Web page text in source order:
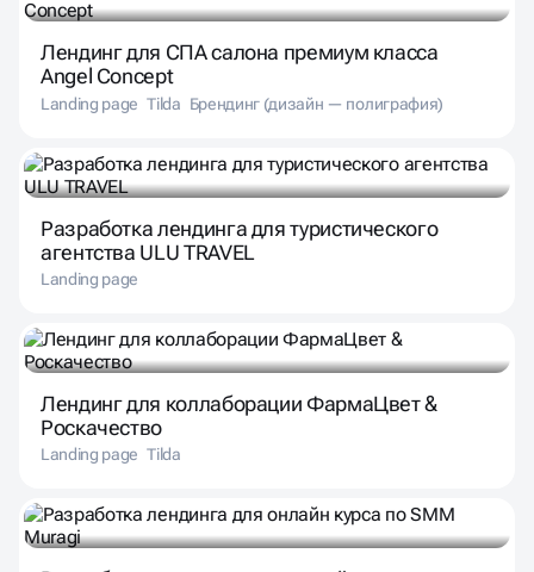
Лендинг для СПА салона премиум класса
Angel Concept
Landing page Tilda Брендинг (дизайн — полиграфия)
Разработка лендинга для туристического
агентства ULU TRAVEL
Landing page
Лендинг для коллаборации ФармаЦвет &
Роскачество
Landing page Tilda